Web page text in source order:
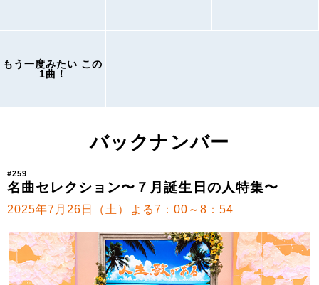
もう一度みたい この
1曲！
バックナンバー
#259
名曲セレクション〜７月誕生日の人特集〜
2025年7月26日（土）よる7：00～8：54